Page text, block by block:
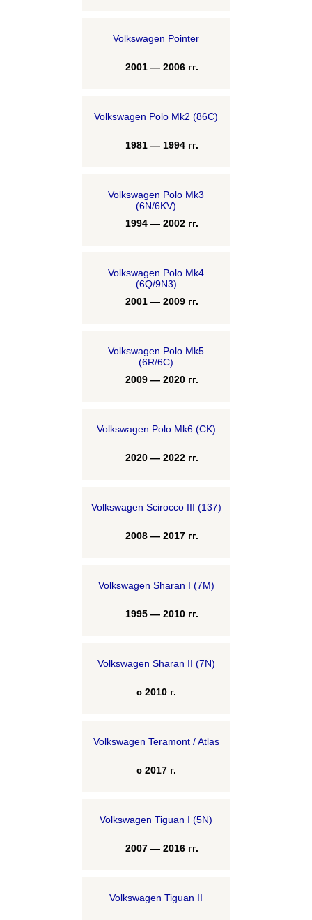
Volkswagen Pointer
2001 — 2006 гг.
Volkswagen Polo Mk2 (86C)
1981 — 1994 гг.
Volkswagen Polo Mk3
(6N/6KV)
1994 — 2002 гг.
Volkswagen Polo Mk4
(6Q/9N3)
2001 — 2009 гг.
Volkswagen Polo Mk5
(6R/6C)
2009 — 2020 гг.
Volkswagen Polo Mk6 (CK)
2020 — 2022 гг.
Volkswagen Scirocco III (137)
2008 — 2017 гг.
Volkswagen Sharan I (7M)
1995 — 2010 гг.
Volkswagen Sharan II (7N)
с 2010 г.
Volkswagen Teramont / Atlas
с 2017 г.
Volkswagen Tiguan I (5N)
2007 — 2016 гг.
Volkswagen Tiguan II